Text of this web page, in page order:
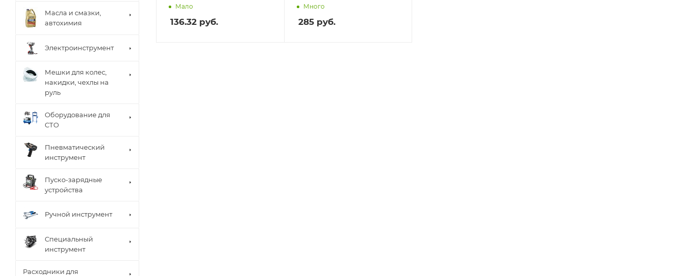
Мало
136.32 руб.
Много
285руб.
Масла и смазки,
автохимия
Электроинструмент
Мешки для колес,
накидки, чехлы на
руль
Оборудование для
СТО
Пневматический
инструмент
Пуско-зарядные
устройства
Ручной инструмент
Специальный
инструмент
Расходники для